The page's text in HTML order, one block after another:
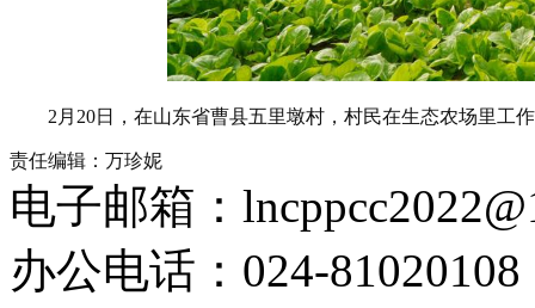
2月20日，在山东省曹县五里墩村，村民在生态农场里工
责任编辑：万珍妮
电子邮箱：
办公电话：024-81020108